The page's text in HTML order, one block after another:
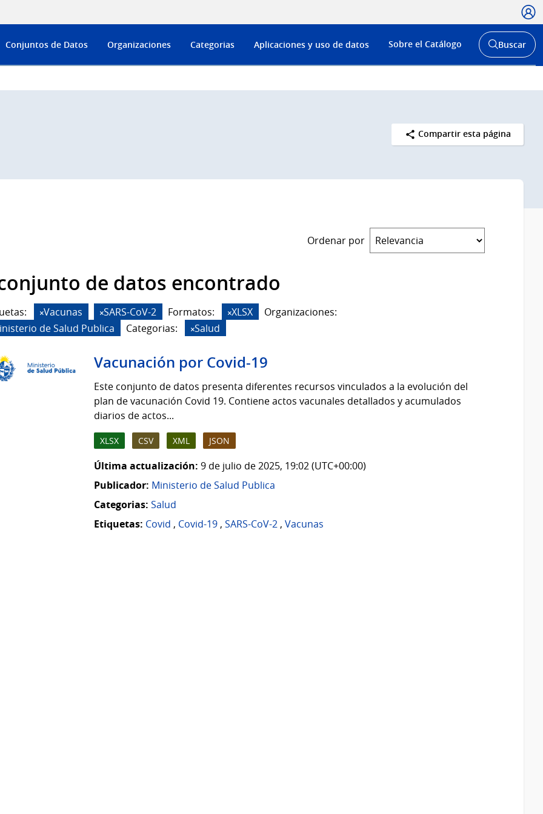
Menú
de
Conjuntos de Datos Organizaciones Categorias Aplicaciones y uso de datos Sobre el Catálogo
Abrir
buscador
Buscar
Compartir esta página
Ordenar por
de datos encontrado
Vacunas SARS-CoV-2 Formatos: XLSX
Organizaciones:
de Salud Publica
Categorias: Salud
Vacunación por Covid-19
Este conjunto de datos presenta diferentes recursos vinculados a la evolución del
plan de vacunación Covid 19. Contiene actos vacunales detallados y acumulados
diarios de actos...
XLSX CSV XML JSON
Última actualización: 9 de julio de 2025, 19:02 (UTC+00:00)
Publicador: Ministerio de Salud Publica
Categorias: Salud
Etiquetas: Covid , Covid-19, SARS-CoV-2, Vacunas